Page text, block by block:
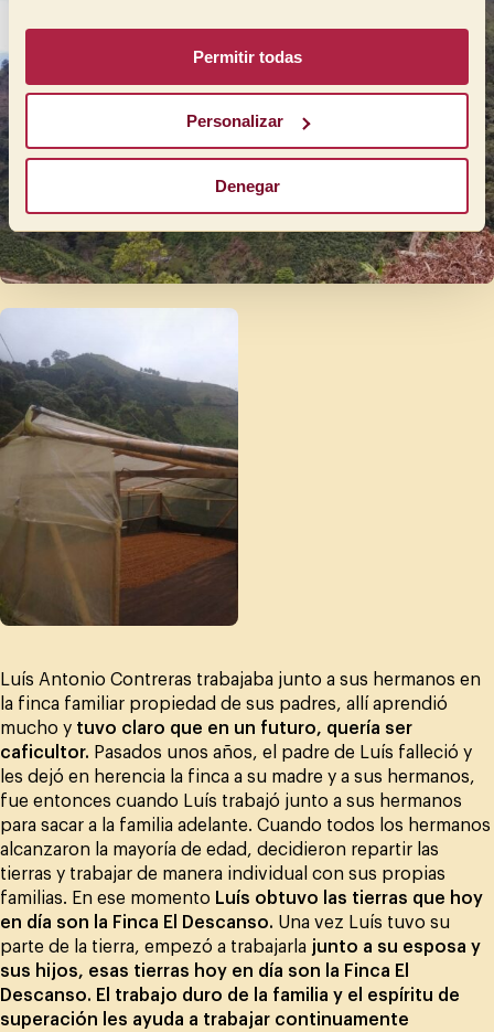
Permitir todas
Personalizar
Denegar
Luís Antonio Contreras trabajaba junto a sus hermanos en
la finca familiar propiedad de sus padres, allí aprendió
mucho y tuvo claro que en un futuro, quería ser
caficultor. Pasados unos años, el padre de Luís falleció y
les dejó en herencia la finca a su madre y a sus hermanos,
fue entonces cuando Luís trabajó junto a sus hermanos
para sacar a la familia adelante. Cuando todos los hermanos
alcanzaron la mayoría de edad, decidieron repartir las
tierras y trabajar de manera individual con sus propias
familias. En ese momento Luís obtuvo las tierras que hoy
en día son la Finca El Descanso. Una vez Luís tuvo su
parte de la tierra, empezó a trabajarla junto a su esposa y
sus hijos, esas tierras hoy en día son la Finca El
Descanso. El trabajo duro de la familia y el espíritu de
superación les ayuda a trabajar continuamente